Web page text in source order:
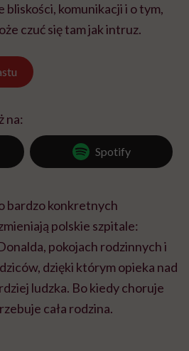
komunikacji i o tym,
czuć się tam jak intruz.
na:
Spotify
bardzo konkretnych
polskie szpitale:
pokojach rodzinnych i
dzięki którym opieka nad
ludzka. Bo kiedy choruje
cała rodzina.